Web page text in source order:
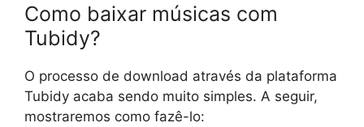
Como baixar músicas com
Tubidy?
O processo de download através da plataforma
Tubidy acaba sendo muito simples. A seguir,
mostraremos como fazê-lo: